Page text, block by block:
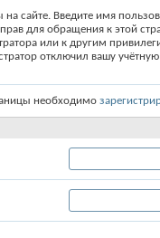
на сайте. Введите имя
для обращения к этой
или к другим
отключил вашу
необходимо